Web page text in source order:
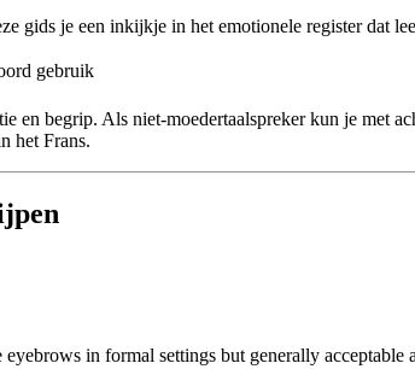
gids je een inkijkje in het emotionele register dat
gebruik
en begrip. Als niet-moedertaalspreker kun je met
het Frans.
in formal settings but generally acceptable